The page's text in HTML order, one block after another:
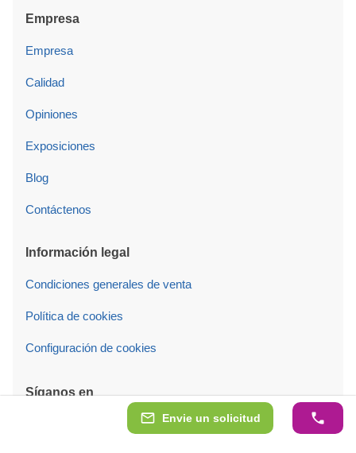
Envie un solicitud
Empresa
Empresa
Calidad
Opiniones
Exposiciones
Blog
Contáctenos
Información legal
Condiciones generales de venta
Política de cookies
Configuración de cookies
Síganos en